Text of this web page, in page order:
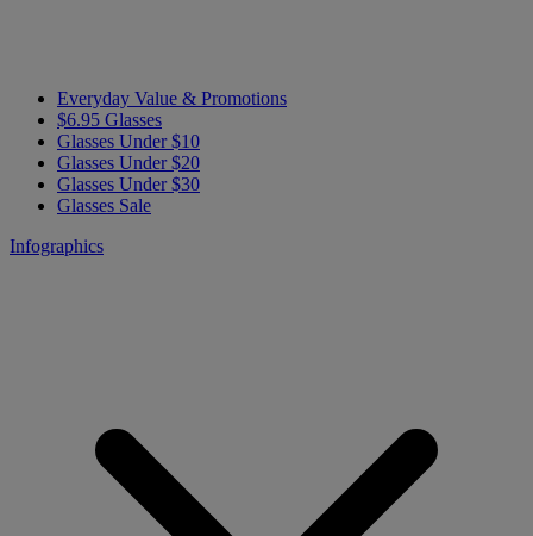
Everyday Value & Promotions
$6.95 Glasses
Glasses Under $10
Glasses Under $20
Glasses Under $30
Glasses Sale
Infographics